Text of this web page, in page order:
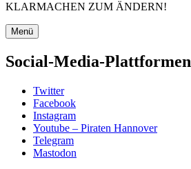
KLARMACHEN ZUM ÄNDERN!
Menü
Social-Media-Plattformen
Twitter
Facebook
Instagram
Youtube – Piraten Hannover
Telegram
Mastodon